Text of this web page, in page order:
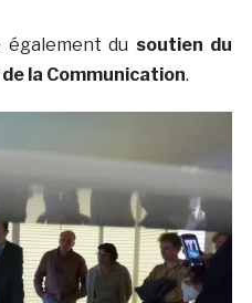
également du soutien du
la Communication.